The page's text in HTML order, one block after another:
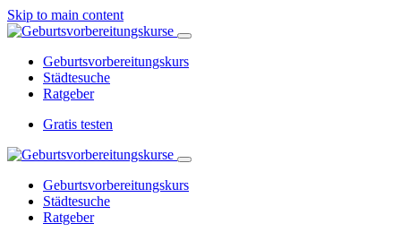
Skip to main content
Geburtsvorbereitungskurs
Städtesuche
Ratgeber
Gratis testen
Geburtsvorbereitungskurs
Städtesuche
Ratgeber